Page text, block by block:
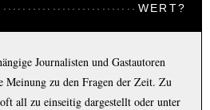
WERT?
Journalisten und Gastautoren
zu den Fragen der Zeit. Zu
all zu einseitig dargestellt oder unter